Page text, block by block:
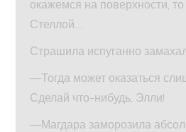
окажемся на поверхности,
Стеллой…
Страшила испуганно
—Тогда может оказаться
Сделай что-нибудь, Элли!
—Магдара заморозила